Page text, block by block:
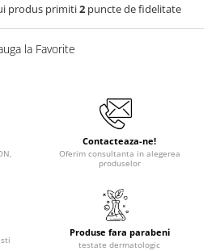
produs primiti2 puncte de fidelitate
la Favorite
Contacteaza-ne!
Oferim consultanta in alegerea
produselor
Produse fara parabeni
testate dermatologic